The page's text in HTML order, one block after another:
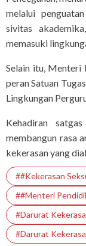
melalui
sivitas
memasuki
Selain itu, Menteri
peran Satuan
Lingkungan
Kehadiran
membangun rasa
kekerasan yang
##Kekerasan
##Menteri
#Darurat
#Darurat